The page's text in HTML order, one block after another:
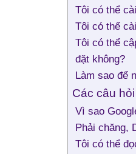
Tôi có thể
Tôi có thể
Tôi có thể
đặt không?
Làm sao để
Các câu
Vì sao
Phải chăng,
Tôi có thể